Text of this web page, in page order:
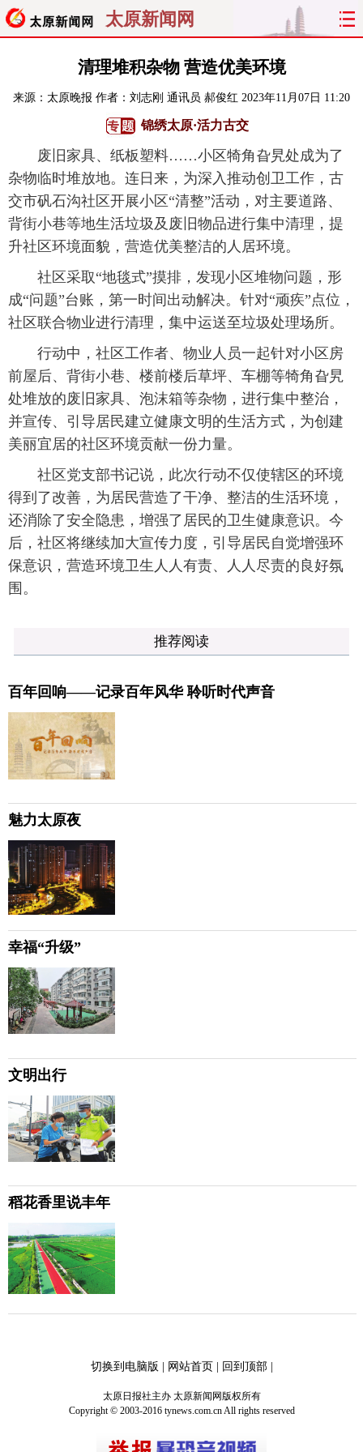
太原新闻网
聚焦 太原
经济 关注 文明 出行
旅游 理财 政务 教育
看天下 晋月读 最太原 网罗民生
清理堆积杂物 营造优美环境
来源： 太原晚报 作者：刘志刚 通讯员 郝俊红 2023年11月07日 11:20
锦绣太原·活力古交
废旧家具、纸板塑料……小区犄角旮旯处成为了
杂物临时堆放地。连日来，为深入推动创卫工作，古
交市矾石沟社区开展小区“清整”活动，对主要道路、
背街小巷等地生活垃圾及废旧物品进行集中清理，提
升社区环境面貌，营造优美整洁的人居环境。
社区采取“地毯式”摸排，发现小区堆物问题，形
成“问题”台账，第一时间出动解决。针对“顽疾”点位，
社区联合物业进行清理，集中运送至垃圾处理场所。
行动中，社区工作者、物业人员一起针对小区房
前屋后、背街小巷、楼前楼后草坪、车棚等犄角旮旯
处堆放的废旧家具、泡沫箱等杂物，进行集中整治，
并宣传、引导居民建立健康文明的生活方式，为创建
美丽宜居的社区环境贡献一份力量。
社区党支部书记说，此次行动不仅使辖区的环境
得到了改善，为居民营造了干净、整洁的生活环境，
还消除了安全隐患，增强了居民的卫生健康意识。今
后，社区将继续加大宣传力度，引导居民自觉增强环
保意识，营造环境卫生人人有责、人人尽责的良好氛
围。
推荐阅读
百年回响——记录百年风华 聆听时代声音
魅力太原夜
幸福“升级”
文明出行
稻花香里说丰年
切换到电脑版 | 网站首页| 回到顶部|
太原日报社主办 太原新闻网版权所有
Copyright © 2003-2016 tynews.com.cn All rights reserved